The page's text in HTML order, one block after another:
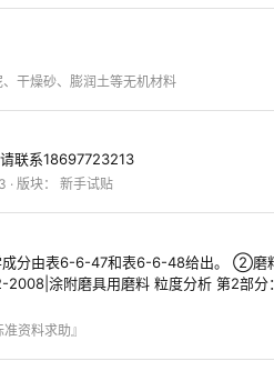
、干燥砂、膨润土等无机材料
联系18697723213
版块： 新手试贴
分由表6-6-47和表6-6-48给出。 ②磨
涂附磨具用磨料 粒度分析 第2部
准资料求助』